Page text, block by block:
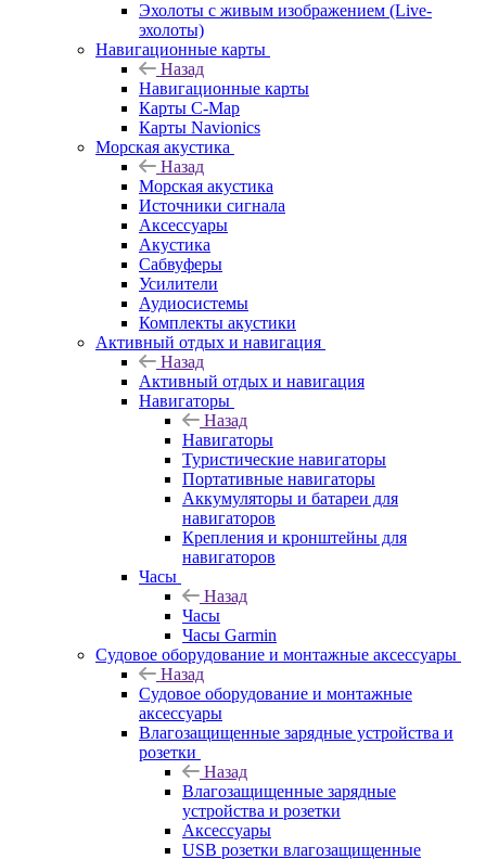
Эхолоты с живым изображением (Live-
эхолоты)
Навигационные карты
Назад
Навигационные карты
Карты C-Map
Карты Navionics
Морская акустика
Назад
Морская акустика
Источники сигнала
Аксессуары
Акустика
Сабвуферы
Усилители
Аудиосистемы
Комплекты акустики
Активный отдых и навигация
Назад
Активный отдых и навигация
Навигаторы
Назад
Навигаторы
Туристические навигаторы
Портативные навигаторы
Аккумуляторы и батареи для
навигаторов
Крепления и кронштейны для
навигаторов
Часы
Назад
Часы
Часы Garmin
Судовое оборудование и монтажные аксессуары
Назад
Судовое оборудование и монтажные
аксессуары
Влагозащищенные зарядные устройства и
розетки
Назад
Влагозащищенные зарядные
устройства и розетки
Аксессуары
USB розетки влагозащищенные